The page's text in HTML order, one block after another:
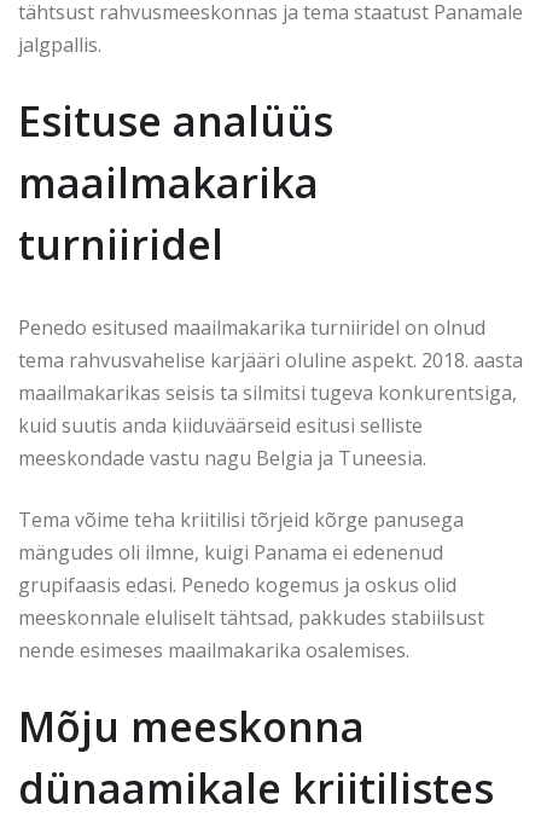
tähtsust rahvusmeeskonnas ja tema staatust Panamale
jalgpallis.
Esituse analüüs
maailmakarika
turniiridel
Penedo esitused maailmakarika turniiridel on olnud
tema rahvusvahelise karjääri oluline aspekt. 2018. aasta
maailmakarikas seisis ta silmitsi tugeva konkurentsiga,
kuid suutis anda kiiduväärseid esitusi selliste
meeskondade vastu nagu Belgia ja Tuneesia.
Tema võime teha kriitilisi tõrjeid kõrge panusega
mängudes oli ilmne, kuigi Panama ei edenenud
grupifaasis edasi. Penedo kogemus ja oskus olid
meeskonnale eluliselt tähtsad, pakkudes stabiilsust
nende esimeses maailmakarika osalemises.
Mõju meeskonna
dünaamikale kriitilistes